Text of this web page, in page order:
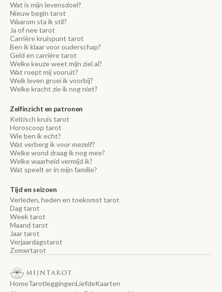
Wat is mijn levensdoel?
Nieuw begin tarot
Waarom sta ik stil?
Ja of nee tarot
Carrière kruispunt tarot
Ben ik klaar voor ouderschap?
Geld en carrière tarot
Welke keuze weet mijn ziel al?
Wat roept mij vooruit?
Welk leven groei ik voorbij?
Welke kracht zie ik nog niet?
Zelfinzicht en patronen
Keltisch kruis tarot
Horoscoop tarot
Wie ben ik echt?
Wat verberg ik voor mezelf?
Welke wond draag ik nog mee?
Welke waarheid vermijd ik?
Wat speelt er in mijn familie?
Tijd en seizoen
Verleden, heden en toekomst tarot
Dag tarot
Week tarot
Maand tarot
Jaar tarot
Verjaardagstarot
Zomertarot
HomeTarotleggingenLiefdeKaarten